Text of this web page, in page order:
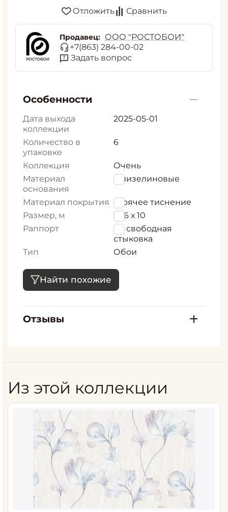
Отложить Сравнить
Продавец: ООО "РОСТОБОИ"
+7(863) 284-00-02
Задать вопрос
Особенности
Дата выхода
коллекции
2025-05-01
Количество в
упаковке
6
Коллекция
Очень
Материал
основания
Флизелиновые
Материал покрытия Горячее тиснение
Размер, м
1,06 х 10
Раппорт
64 свободная
стыковка
Тип
Обои
Найти похожие
Отзывы
Из этой коллекции